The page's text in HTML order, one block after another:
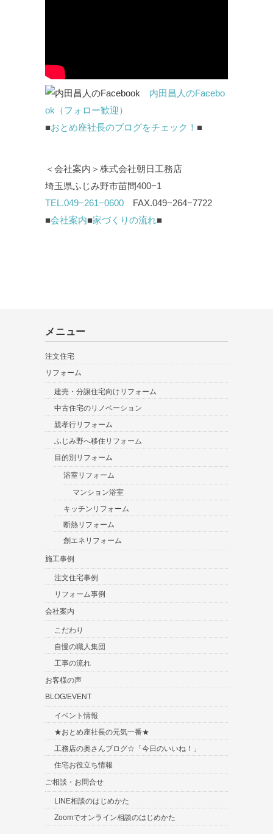
内田昌人のFacebo
ok（フォロー歓迎）
■おとめ座社長のブログをチェック！ ■
＜会社案内＞株式会社朝日工務店
埼玉県ふじみ野市苗間400−1
TEL.049−261−0600 FAX.049−264−7722
■会社案内■家づくりの流れ■
メニュー
注文住宅
リフォーム
建売・分譲住宅向けリフォーム
中古住宅のリノベーション
親孝行リフォーム
ふじみ野へ移住リフォーム
目的別リフォーム
浴室リフォーム
マンション浴室
キッチンリフォーム
断熱リフォーム
創エネリフォーム
施工事例
注文住宅事例
リフォーム事例
会社案内
こだわり
自慢の職人集団
工事の流れ
お客様の声
BLOG/EVENT
イベント情報
★おとめ座社長の元気一番★
工務店の奥さんブログ☆「今日のいいね！」
住宅お役立ち情報
ご相談・お問合せ
LINE相談のはじめかた
Zoomでオンライン相談のはじめかた